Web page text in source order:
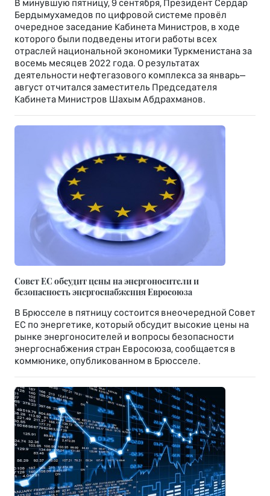
В минувшую пятницу, 9 сентября, Президент Сердар
Бердымухамедов по цифровой системе провёл
очередное заседание Кабинета Министров, в ходе
которого были подведены итоги работы всех
отраслей национальной экономики Туркменистана за
восемь месяцев 2022 года. О результатах
деятельности нефтегазового комплекса за январь–
август отчитался заместитель Председателя
Кабинета Министров Шахым Абдрахманов.
Совет ЕС обсудит цены на энергоносители и
безопасность энергоснабжения Евросоюза
В Брюсселе в пятницу состоится внеочередной Совет
ЕС по энергетике, который обсудит высокие цены на
рынке энергоносителей и вопросы безопасности
энергоснабжения стран Евросоюза, сообщается в
коммюнике, опубликованном в Брюсселе.